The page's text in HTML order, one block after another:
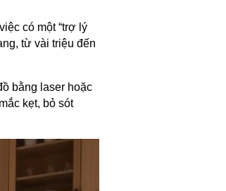
có một “trợ lý
từ vài triệu đến
bằng laser hoặc
kẹt, bỏ sót